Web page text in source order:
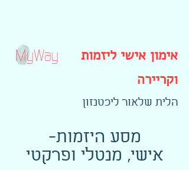
אימון אישי ליזמות
וקריירה
הלית שלאור ליכטנזון
-מסע היזמות
אישי, מנטלי ופרקטי